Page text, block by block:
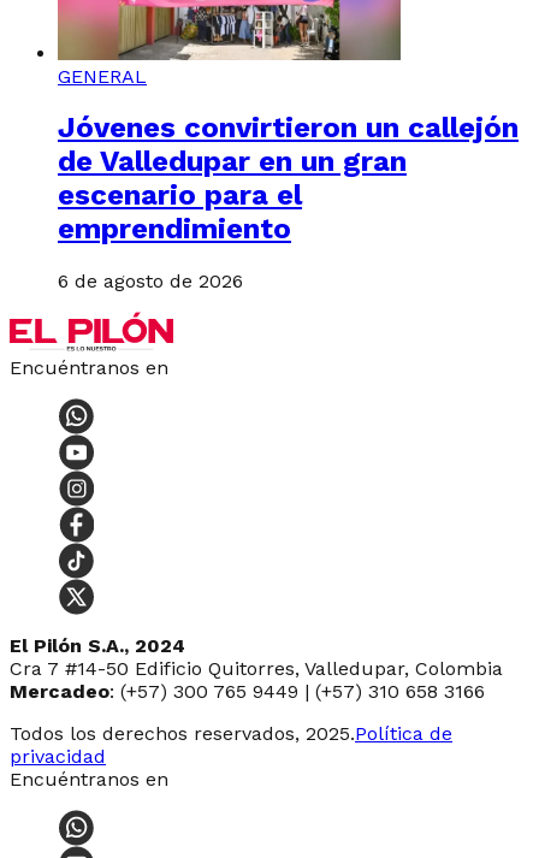
GENERAL
Jóvenes convirtieron un callejón
de Valledupar en un gran
escenario para el
emprendimiento
6 de agosto de 2026
Encuéntranos en
El Pilón S.A., 2024
Cra 7 #14-50 Edificio Quitorres, Valledupar, Colombia
Mercadeo: (+57) 300 765 9449 | (+57) 310 658 3166
Todos los derechos reservados, 2025.Política de
privacidad
Encuéntranos en